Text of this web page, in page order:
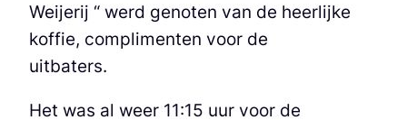
Weijerij “ werd genoten van de heerlijke
koffie, complimenten voor de
uitbaters.
Het was al weer 11:15 uur voor de